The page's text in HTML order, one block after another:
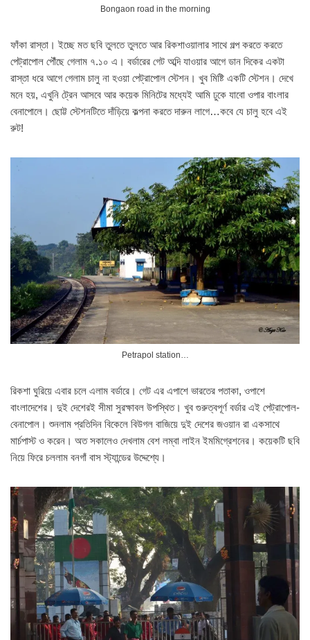
Bongaon road in the morning
ফাঁকা রাস্তা। ইচ্ছে মত ছবি তুলতে তুলতে আর রিকশাওয়ালার সাথে গল্প করতে করতে
পেট্রাপোল পৌঁছে গেলাম ৭.১০ এ। বর্ডারের গেট অব্দি যাওয়ার আগে ডান দিকের একটা
রাস্তা ধরে আগে গেলাম চালু না হওয়া পেট্রাপোল স্টেশন। খুব মিষ্টি একটি স্টেশন। দেখে
মনে হয়, এখুনি ট্রেন আসবে আর কয়েক মিনিটের মধ্যেই আমি ঢুকে যাবো ওপার বাংলার
বেনাপোলে। ছোট্ট স্টেশনটিতে দাঁড়িয়ে কল্পনা করতে দারুন লাগে…কবে যে চালু হবে এই
রুট!
Petrapol station…
রিকশা ঘুরিয়ে এবার চলে এলাম বর্ডারে। গেট এর এপাশে ভারতের পতাকা, ওপাশে
বাংলাদেশের। দুই দেশেরই সীমা সুরক্ষাবল উপস্থিত। খুব গুরুত্বপূর্ণ বর্ডার এই পেট্রাপোল-
বেনাপোল। শুনলাম প্রতিদিন বিকেলে বিউগল বাজিয়ে দুই দেশের জওয়ান রা একসাথে
মার্চপাস্ট ও করেন। অত সকালেও দেখলাম বেশ লম্বা লাইন ইমমিগ্রেশনের। কয়েকটি ছবি
নিয়ে ফিরে চললাম বনগাঁ বাস স্ট্যান্ডের উদ্দেশ্যে।